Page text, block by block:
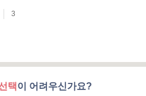
택 이 어려우신가요?